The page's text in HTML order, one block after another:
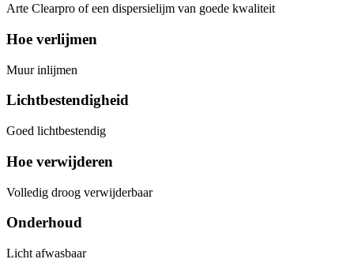
Arte Clearpro of een dispersielijm van goede kwaliteit
Hoe verlijmen
Muur inlijmen
Lichtbestendigheid
Goed lichtbestendig
Hoe verwijderen
Volledig droog verwijderbaar
Onderhoud
Licht afwasbaar